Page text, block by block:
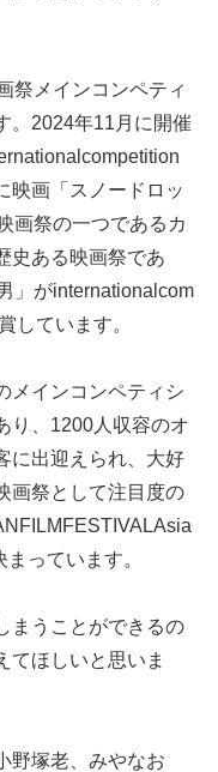
祭メインコンペティ
。2024年11月に開催
映画「スノードロッ
画祭の一つであるカ
史ある映画祭であ
」がinternationalcom
しています。
メインコンペティシ
り、1200人収容のオ
に出迎えられ、大好
画祭として注目度の
っています。
まうことができるの
ほしいと思いま
野塚老、みやなお